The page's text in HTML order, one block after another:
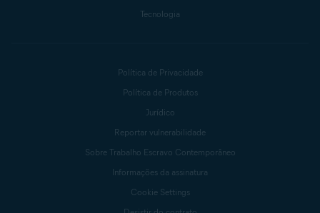
Tecnologia
Política de Privacidade
Política de Produtos
Jurídico
Reportar vulnerabilidade
Sobre Trabalho Escravo Contemporâneo
Informações da assinatura
Cookie Settings